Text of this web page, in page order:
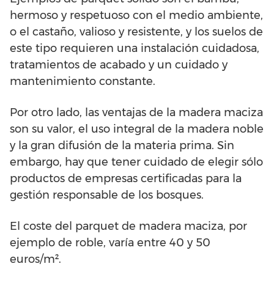
hermoso y respetuoso con el medio ambiente,
o el castaño, valioso y resistente, y los suelos de
este tipo requieren una instalación cuidadosa,
tratamientos de acabado y un cuidado y
mantenimiento constante.
Por otro lado, las ventajas de la madera maciza
son su valor, el uso integral de la madera noble
y la gran difusión de la materia prima. Sin
embargo, hay que tener cuidado de elegir sólo
productos de empresas certificadas para la
gestión responsable de los bosques.
El coste del parquet de madera maciza, por
ejemplo de roble, varía entre 40 y 50
euros/m².